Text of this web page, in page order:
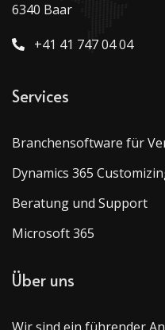
6340 Baar
+41 41 747 04 04
Services
Branchensoftware für
Dynamics 365
Beratung und Support
Microsoft 365
Über uns